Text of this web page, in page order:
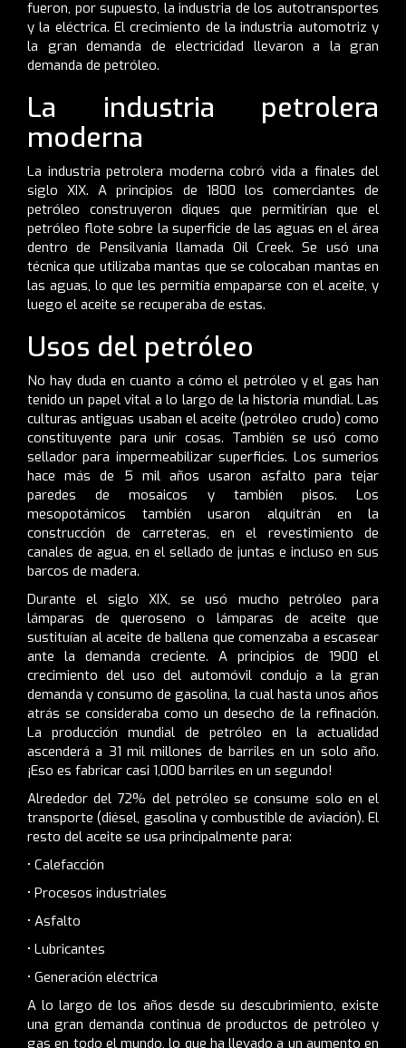
fueron, por supuesto, la industria de los autotransportes
y la eléctrica. El crecimiento de la industria automotriz y
la gran demanda de electricidad llevaron a la gran
demanda de petróleo.
La industria petrolera
moderna
La industria petrolera moderna cobró vida a finales del
siglo XIX. A principios de 1800 los comerciantes de
petróleo construyeron diques que permitirían que el
petróleo flote sobre la superficie de las aguas en el área
dentro de Pensilvania llamada Oil Creek. Se usó una
técnica que utilizaba mantas que se colocaban mantas en
las aguas, lo que les permitía empaparse con el aceite, y
luego el aceite se recuperaba de estas.
Usos del petróleo
No hay duda en cuanto a cómo el petróleo y el gas han
tenido un papel vital a lo largo de la historia mundial. Las
culturas antiguas usaban el aceite (petróleo crudo) como
constituyente para unir cosas. También se usó como
sellador para impermeabilizar superficies. Los sumerios
hace más de 5 mil años usaron asfalto para tejar
paredes de mosaicos y también pisos. Los
mesopotámicos también usaron alquitrán en la
construcción de carreteras, en el revestimiento de
canales de agua, en el sellado de juntas e incluso en sus
barcos de madera.
Durante el siglo XIX, se usó mucho petróleo para
lámparas de queroseno o lámparas de aceite que
sustituían al aceite de ballena que comenzaba a escasear
ante la demanda creciente. A principios de 1900 el
crecimiento del uso del automóvil condujo a la gran
demanda y consumo de gasolina, la cual hasta unos años
atrás se consideraba como un desecho de la refinación.
La producción mundial de petróleo en la actualidad
ascenderá a 31 mil millones de barriles en un solo año.
¡Eso es fabricar casi 1,000 barriles en un segundo!
Alrededor del 72% del petróleo se consume solo en el
transporte (diésel, gasolina y combustible de aviación). El
resto del aceite se usa principalmente para:
• Calefacción
• Procesos industriales
• Asfalto
• Lubricantes
• Generación eléctrica
A lo largo de los años desde su descubrimiento, existe
una gran demanda continua de productos de petróleo y
gas en todo el mundo, lo que ha llevado a un aumento en